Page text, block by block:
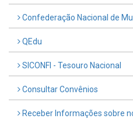
Confederação Nacional de
QEdu
SICONFI - Tesouro Nacional
Consultar Convênios
Receber Informações sobre